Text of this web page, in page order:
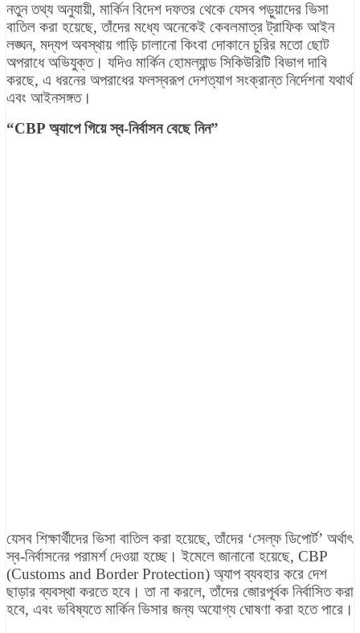
নতুন তথ্য অনুযায়ী, মার্কিন বিদেশ দফতর থেকে যেসব পড়ুয়াদের ভিসা
বাতিল করা হয়েছে, তাঁদের মধ্যে অনেকেই কেবলমাত্র ট্রাফিক আইন
লঙ্ঘন, মদ্যপ অবস্থায় গাড়ি চালানো কিংবা দোকানে চুরির মতো ছোট
অপরাধে অভিযুক্ত। যদিও মার্কিন হোমল্যান্ড সিকিউরিটি বিভাগ দাবি
করছে, এ ধরনের অপরাধের ফলস্বরূপ দেশত্যাগ সংক্রান্ত নির্দেশনা যথার্থ
এবং আইনসঙ্গত।
“CBP অ্যাপে গিয়ে স্ব-নির্বাসন বেছে নিন”
যেসব শিক্ষার্থীদের ভিসা বাতিল করা হয়েছে, তাঁদের ‘সেল্ফ ডিপোর্ট’ অর্থাৎ
স্ব-নির্বাসনের পরামর্শ দেওয়া হচ্ছে। ইমেলে জানানো হয়েছে, CBP
(Customs and Border Protection) অ্যাপ ব্যবহার করে দেশ
ছাড়ার ব্যবস্থা করতে হবে। তা না করলে, তাঁদের জোরপূর্বক নির্বাসিত করা
হবে, এবং ভবিষ্যতে মার্কিন ভিসার জন্য অযোগ্য ঘোষণা করা হতে পারে।